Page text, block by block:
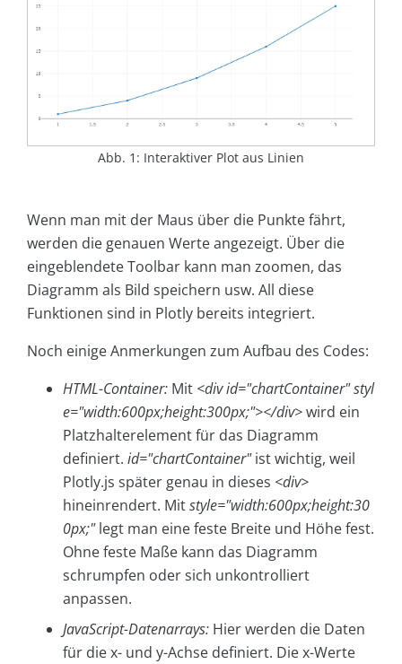
Abb. 1: Interaktiver Plot aus Linien
Wenn man mit der Maus über die Punkte fährt,
werden die genauen Werte angezeigt. Über die
eingeblendete Toolbar kann man zoomen, das
Diagramm als Bild speichern usw. All diese
Funktionen sind in Plotly bereits integriert.
Noch einige Anmerkungen zum Aufbau des Codes:
HTML-Container: Mit <div id="chartContainer" styl
e="width:600px;height:300px;"></div>wird ein
Platzhalterelement für das Diagramm
definiert. id="chartContainer"ist wichtig, weil
Plotly.js später genau in dieses <div>
hineinrendert. Mitstyle="width:600px;height:30
0px;"legt man eine feste Breite und Höhe fest.
Ohne feste Maße kann das Diagramm
schrumpfen oder sich unkontrolliert
anpassen.
JavaScript-Datenarrays: Hier werden die Daten
für die x- und y-Achse definiert. Die x-Werte